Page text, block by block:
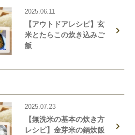
2025.06.11
【アウトドアレシピ】玄
米とたらこの炊き込みご
飯
2025.07.23
【無洗米の基本の炊き方
レシピ】金芽米の鍋炊飯